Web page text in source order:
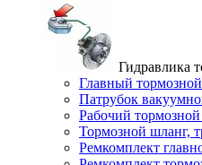
Гидравлика
Главный
Патрубок
Рабочий
Тормозной шланг,
Ремкомплект